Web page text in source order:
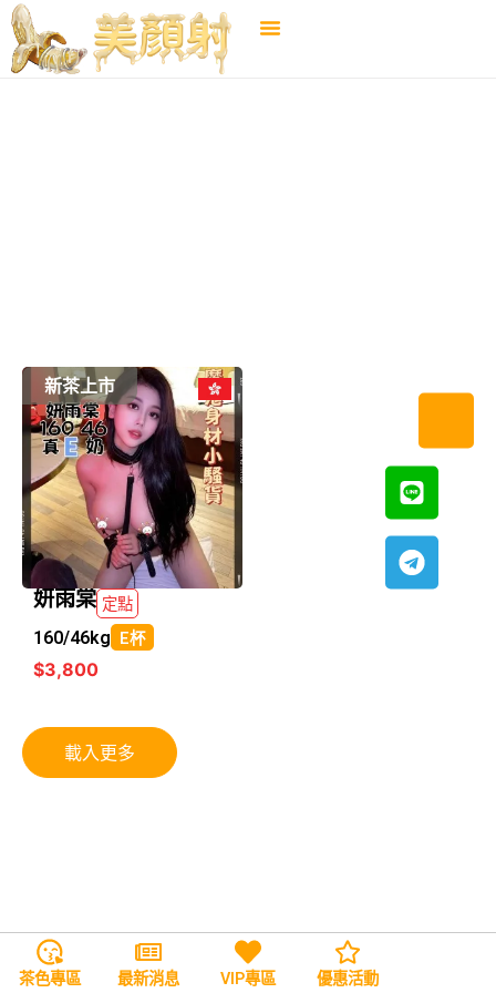
新茶上市
妍雨棠 定點
160/46kg E杯
$3,800
載入更多
茶色專區 最新消息 VIP專區 優惠活動